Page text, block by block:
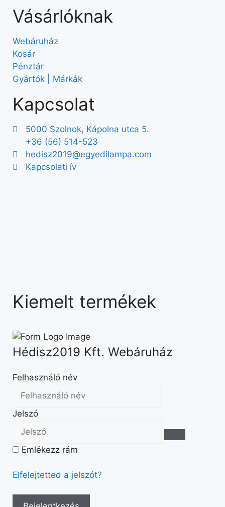
Vásárlóknak
Webáruház
Kosár
Pénztár
Gyártók | Márkák
Kapcsolat
5000 Szolnok, Kápolna utca 5.
+36 (56) 514-523
hedisz2019@egyedilampa.com
Kapcsolati ív
Kiemelt termékek
Hédisz2019 Kft. Webáruház
Felhasználó név
Jelszó
Emlékezz rám
Elfelejtetted a jelszót?